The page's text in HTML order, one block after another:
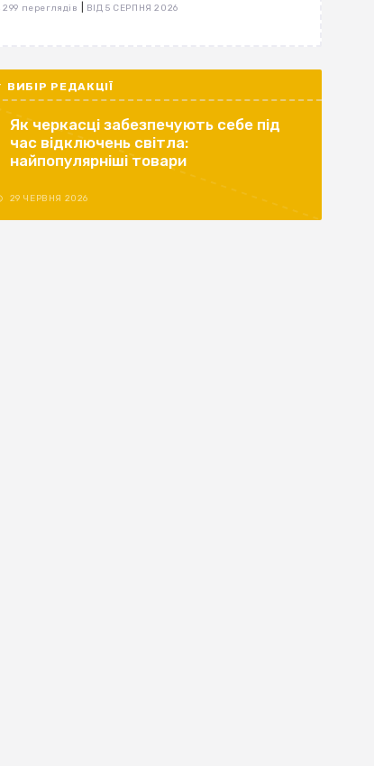
299 переглядів ВІД 5 СЕРПНЯ 2026
ВИБІР РЕДАКЦІЇ
Як черкасці забезпечують себе під
час відключень світла:
найпопулярніші товари
29 ЧЕРВНЯ 2026